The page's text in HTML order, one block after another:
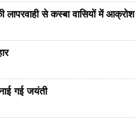
से कस्बा वासियों में आक्रोश
गई जयंती